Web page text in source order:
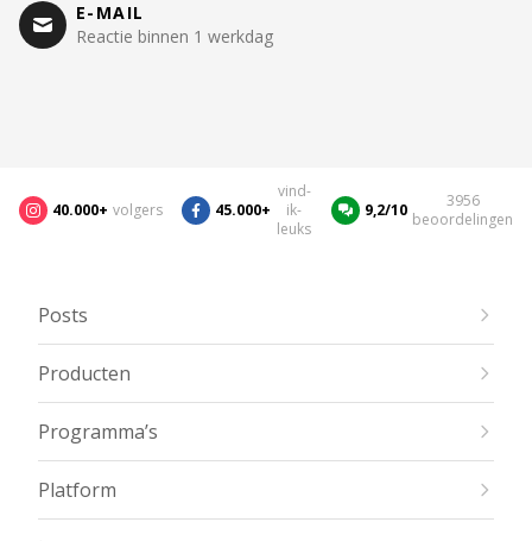
E-MAIL
Reactie binnen 1 werkdag
40.000+ volgers 45.000+
vind-
ik-
leuks
9,2/10
3956
beoordelingen
Posts
Producten
Programma’s
Platform